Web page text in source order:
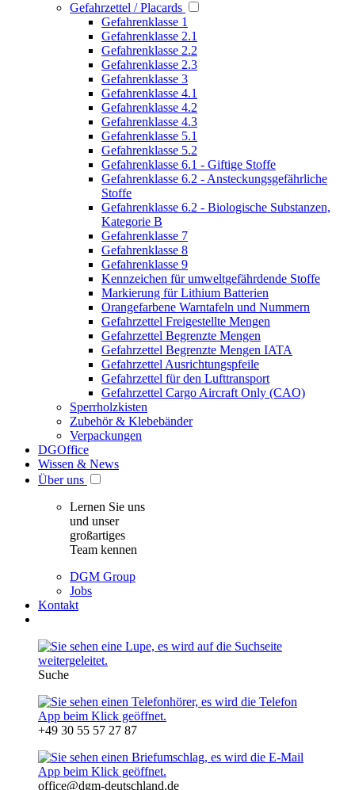
Gefahrzettel / Placards
Gefahrenklasse 1
Gefahrenklasse 2.1
Gefahrenklasse 2.2
Gefahrenklasse 2.3
Gefahrenklasse 3
Gefahrenklasse 4.1
Gefahrenklasse 4.2
Gefahrenklasse 4.3
Gefahrenklasse 5.1
Gefahrenklasse 5.2
Gefahrenklasse 6.1 - Giftige Stoffe
Gefahrenklasse 6.2 - Ansteckungsgefährliche
Stoffe
Gefahrenklasse 6.2 - Biologische Substanzen,
Kategorie B
Gefahrenklasse 7
Gefahrenklasse 8
Gefahrenklasse 9
Kennzeichen für umweltgefährdende Stoffe
Markierung für Lithium Batterien
Orangefarbene Warntafeln und Nummern
Gefahrzettel Freigestellte Mengen
Gefahrzettel Begrenzte Mengen
Gefahrzettel Begrenzte Mengen IATA
Gefahrzettel Ausrichtungspfeile
Gefahrzettel für den Lufttransport
Gefahrzettel Cargo Aircraft Only (CAO)
Sperrholzkisten
Zubehör & Klebebänder
Verpackungen
DGOffice
Wissen & News
Über uns
Lernen Sie uns
und unser
großartiges
Team kennen
DGM Group
Jobs
Kontakt
Suche
+49 30 55 57 27 87
office@dgm-deutschland.de